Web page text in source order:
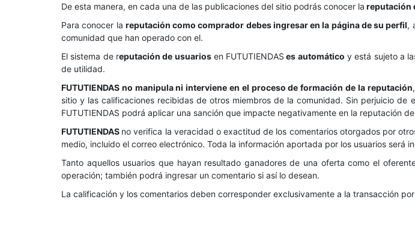
De esta manera, en cada una de las publicaciones del sitio podrás conocer la reputación
Para conocer la reputación como comprador debes ingresar en la página de su perfil,
comunidad que han operado con el.
El sistema de reputación de usuariosen FUTUTIENDAS es automático y está sujeto a
de utilidad.
FUTUTIENDAS no manipula ni interviene en el proceso de formación de la reputación
sitio y las calificaciones recibidas de otros miembros de la comunidad. Sin perjuicio
FUTUTIENDAS podrá aplicar una sanción que impacte negativamente en la reputación
FUTUTIENDAS no verifica la veracidad o exactitud de los comentarios otorgados por
medio, incluido el correo electrónico. Toda la información aportada por los usuarios será
Tanto aquellos usuarios que hayan resultado ganadores de una oferta como el
operación; también podrá ingresar un comentario si así lo desean.
La calificación y los comentarios deben corresponder exclusivamente a la transacción